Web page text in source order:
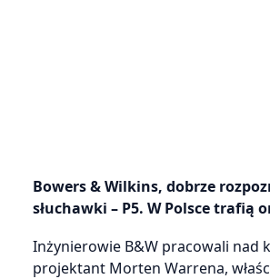
Bowers & Wilkins, dobrze
słuchawki – P5. W Polsce trafią
Inżynierowie B&W pracowali nad
projektant Morten Warrena,